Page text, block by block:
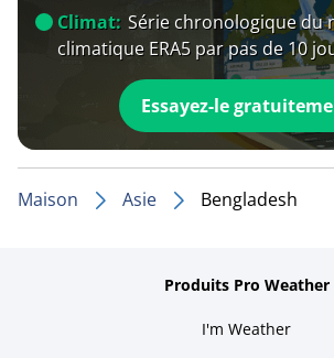
Climat: Série chronologique du
climatique ERA5 par pas de 10
Essayez-le
Maison Asie Bengladesh
Produits Pro Weather
I'm Weather